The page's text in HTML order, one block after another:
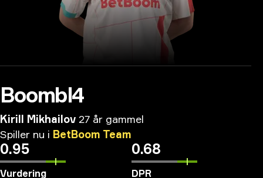
Boombl4
Kirill Mikhailov 27 år gammel
Spiller nu i BetBoom Team
0.95
Vurdering
0.68
DPR